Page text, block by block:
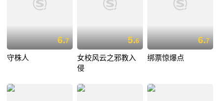
6.7
守株人
5.6
女校风云之邪教入
侵
6.7
绑票惊爆点